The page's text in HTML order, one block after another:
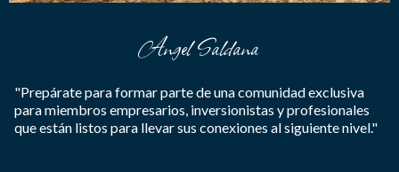
Angel Saldana
"Prepárate para formar parte de una comunidad exclusiva
para miembros empresarios, inversionistas y profesionales
que están listos para llevar sus conexiones al siguiente nivel."